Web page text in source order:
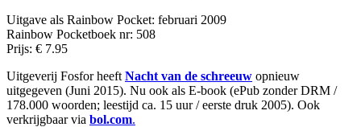
Uitgave als Rainbow Pocket: februari 2009
Rainbow Pocketboek nr: 508
Prijs: € 7.95
Uitgeverij Fosfor heeft Nacht van de schreeuw opnieuw
uitgegeven (Juni 2015). Nu ook als E-book (ePub zonder DRM /
178.000 woorden; leestijd ca. 15 uur / eerste druk 2005). Ook
verkrijgbaar via bol.com.